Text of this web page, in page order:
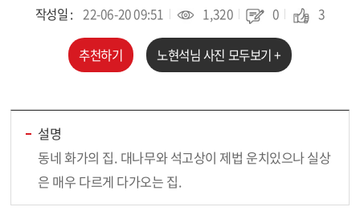
작성일 : 22-06-20 09:51 1,320 0 3
추천하기 노현석님 사진 모두보기 +
설명
동네 화가의 집. 대나무와 석고상이 제법 운치있으나 실상
은 매우 다르게 다가오는 집.